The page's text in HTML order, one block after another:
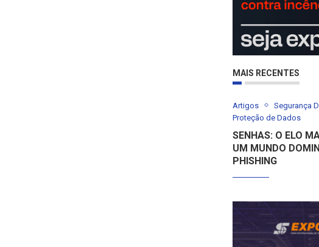
MAIS RECENTES
Artigos
Segurança
Proteção de Dados
SENHAS: O ELO
UM MUNDO
PHISHING